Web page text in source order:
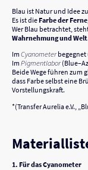
Blau ist Natur und Idee
Es ist die Farbe der Ferne
Wer Blau betrachtet,
Wahrnehmung und Welt
Im Cyanometerbegegnet
Im Pigmentlabor
Beide Wege führen zum
dass Farbe selbst eine
Vorstellungskraft.
*(Transfer Aurelia e.V.,
1. Für das Cyanometer